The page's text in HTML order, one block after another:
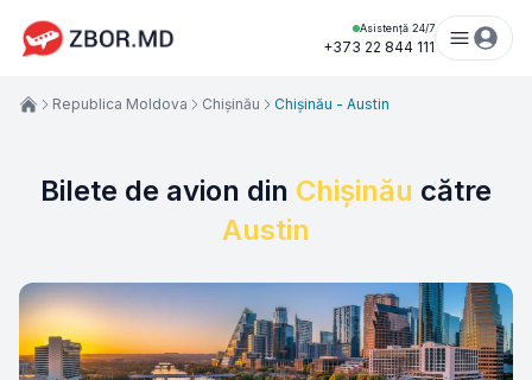
Asistență 24/7
+373 22 844 111
Bilete de avion din Chișinău către
Austin
Republica Moldova Chișinău Chișinău - Austin